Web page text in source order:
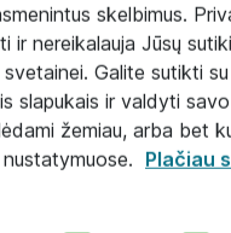
verslui
skelbimus.
ir nereikalauja Jūsų
svetainei. Galite sutikti
slapukais ir valdyti
žemiau, arba bet
Plačiau